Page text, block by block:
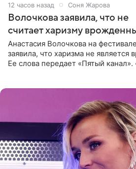
12 часов назад Соня Жарова
Волочкова заявила, что не
считает харизму
Анастасия Волочкова на
заявила, что харизма не
Ее слова передает «Пятый